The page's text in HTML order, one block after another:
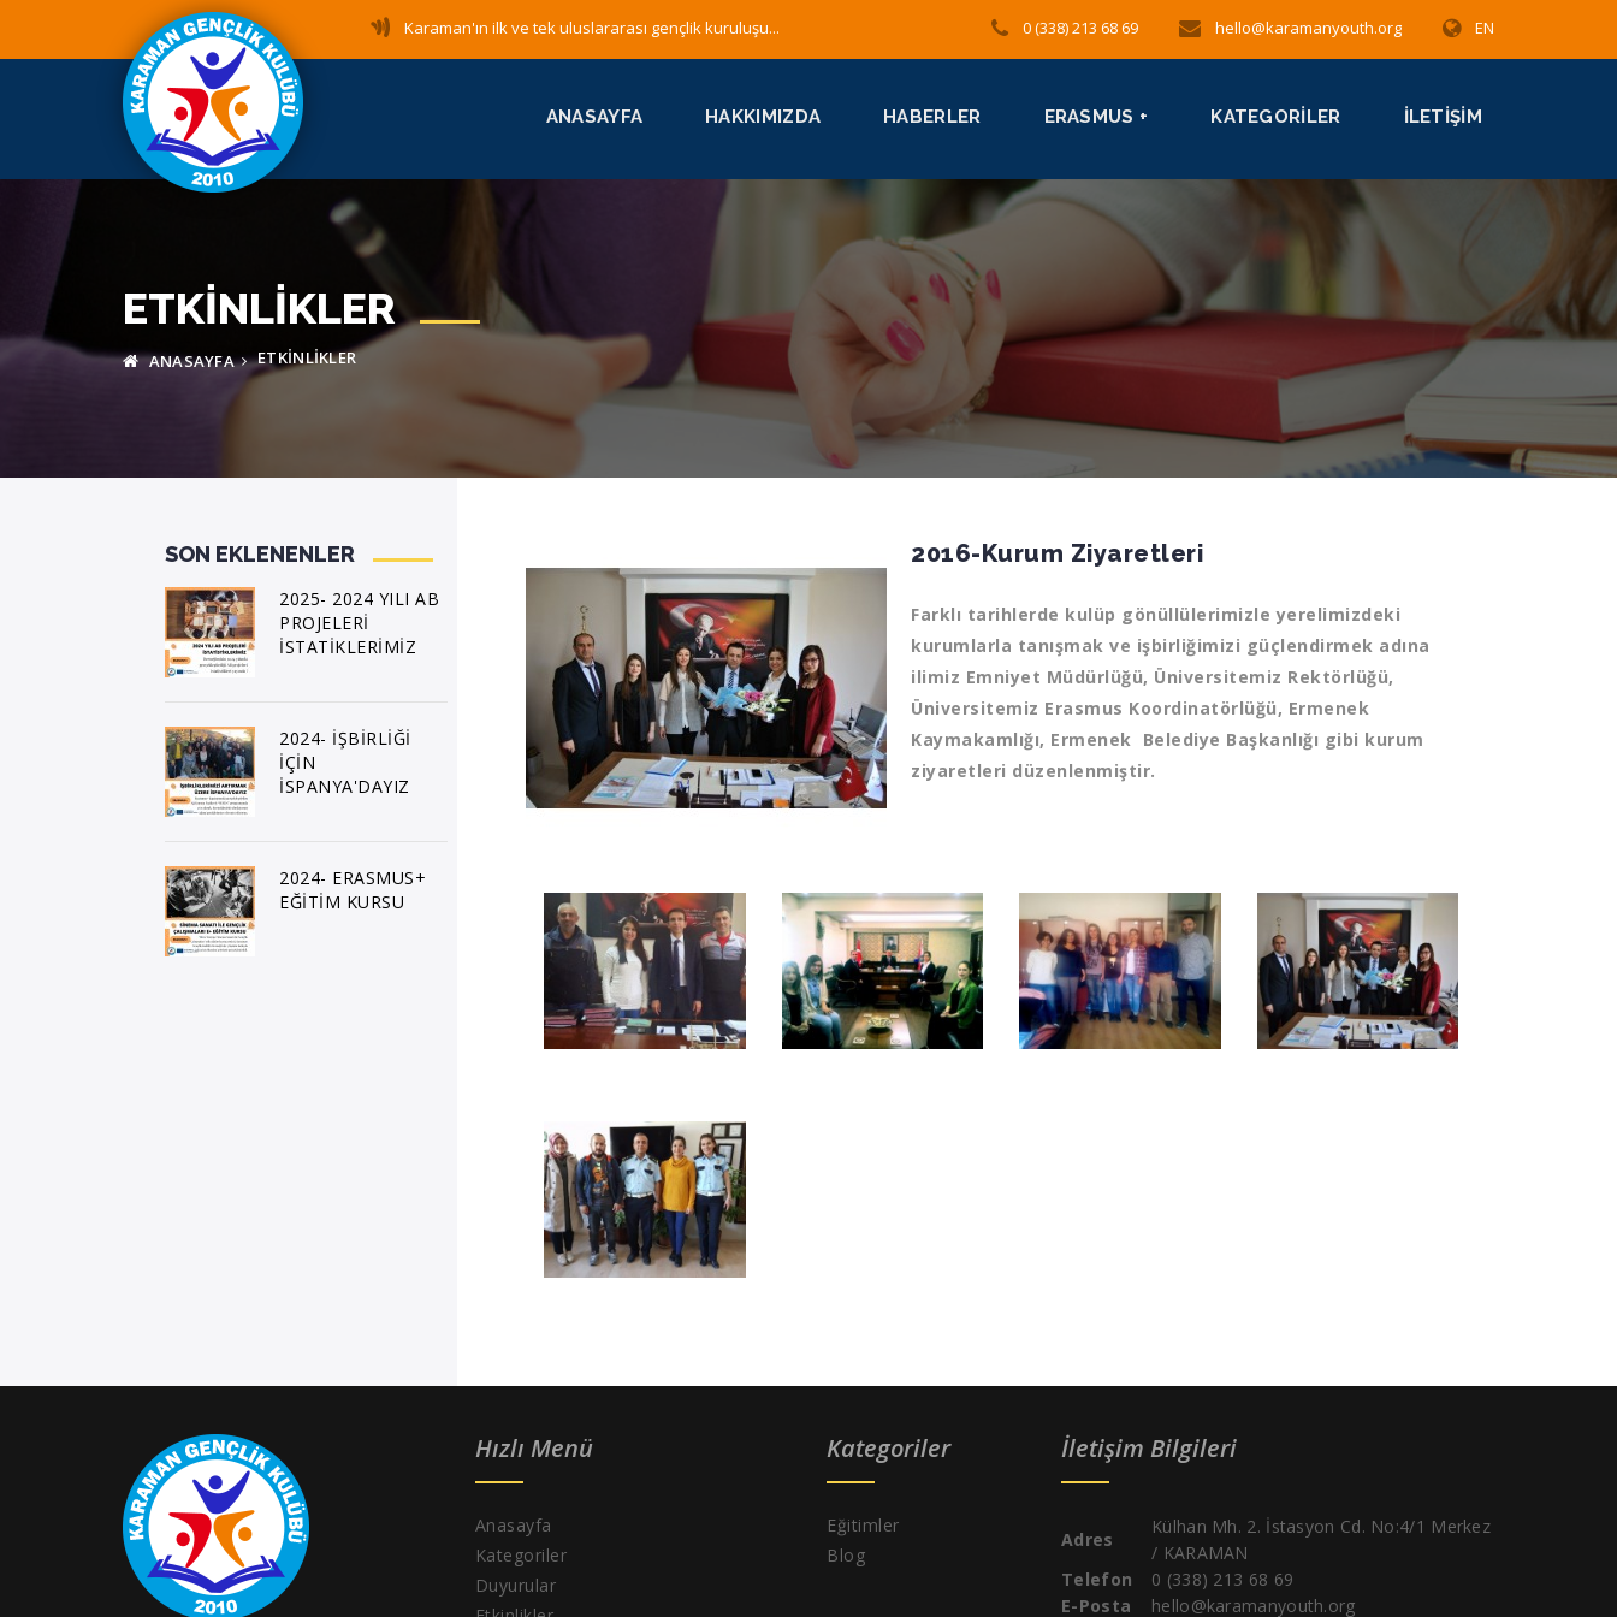
ANASAYFA HAKKIMIZDA HABERLER ERASMUS + KATEGORILER İLETIŞIM
Karaman'ın ilk ve tek uluslararası gençlik kuruluşu... 0 (338) 213 68 69 hello@karamanyouth.org EN
ETKINLIKLER
ANASAYFA ETKINLIKLER
2016-Kurum Ziyaretleri
Farklı tarihlerde kulüp gönüllülerimizle yerelimizdeki
kurumlarla tanışmak ve işbirliğimizi güçlendirmek adına
ilimiz Emniyet Müdürlüğü, Üniversitemiz Rektörlüğü,
Üniversitemiz Erasmus Koordinatörlüğü, Ermenek
Kaymakamlığı, Ermenek Belediye Başkanlığı gibi kurum
ziyaretleri düzenlenmiştir.
SON EKLENENLER
2025- 2024 YILI AB
PROJELERİ
İSTATİKLERİMİZ
2024- İŞBİRLİĞİ
İÇİN
İSPANYA'DAYIZ
2024- ERASMUS+
EĞİTİM KURSU
Hızlı Menü
Anasayfa
Kategoriler
Duyurular
Kategoriler
Eğitimler
Blog
İletişim Bilgileri
Adres
Külhan Mh. 2. İstasyon Cd. No:4/1 Merkez
/ KARAMAN
Telefon
0 (338) 213 68 69
E-Posta
hello@karamanyouth.org